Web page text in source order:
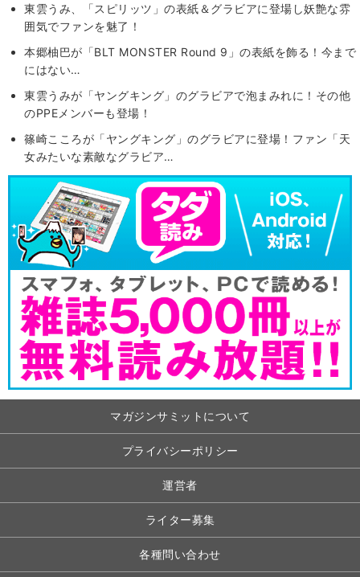
東雲うみ、「スピリッツ」の表紙＆グラビアに登場し妖艶な雰
囲気でファンを魅了！
本郷柚巴が「BLT MONSTER Round 9」の表紙を飾る！今まで
にはない…
東雲うみが「ヤングキング」のグラビアで泡まみれに！その他
のPPEメンバーも登場！
篠崎こころが「ヤングキング」のグラビアに登場！ファン「天
女みたいな素敵なグラビア…
マガジンサミットについて
プライバシーポリシー
運営者
ライター募集
各種問い合わせ